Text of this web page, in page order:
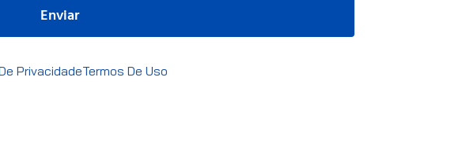
PrivacidadeTermos De Uso